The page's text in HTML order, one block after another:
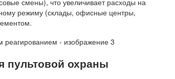
смены), что увеличивает расходы на
режиму (склады, офисные центры,
пультовой охраны